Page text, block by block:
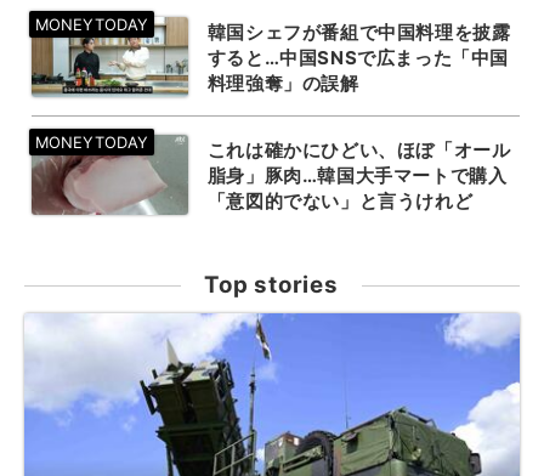
韓国シェフが番組で中国料理を披露
すると…中国SNSで広まった「中国
料理強奪」の誤解
これは確かにひどい、ほぼ「オール
脂身」豚肉…韓国大手マートで購入
「意図的でない」と言うけれど
Top stories